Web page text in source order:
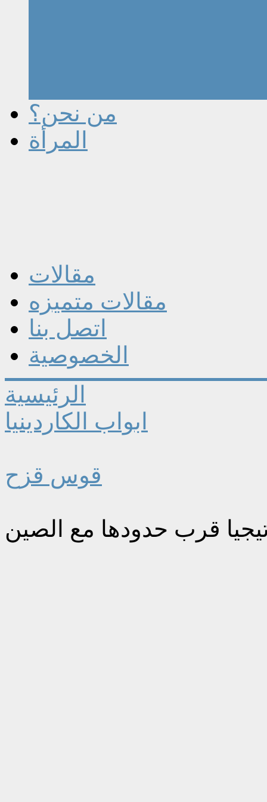
من نحن؟
المرأة
مقالات
مقالات متميزه
اتصل بنا
الخصوصية
الرئيسية
ابواب الكاردينيا
قوس قزح
قرب حدودها مع الصين